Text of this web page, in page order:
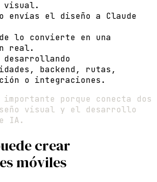
visual.
envías el diseño a Claude
lo convierte en una
real.
desarrollando
backend, rutas,
o integraciones.
porque conecta dos
visual y el desarrollo
IA.
crear
móviles